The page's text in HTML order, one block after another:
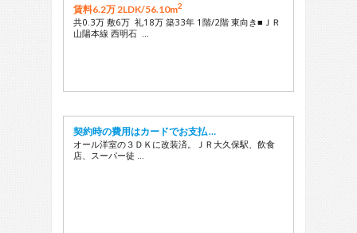
賃料6.2万 2LDK/56.10m2
共0.3万 敷6万 礼18万 築33年 1階/2階 東向き■ＪＲ
山陽本線 西明石 …
契約時の費用はカードでお支払 …
オール洋室の３ＤＫに改装済。ＪＲ大久保駅、飲食
店、スーパー徒 …